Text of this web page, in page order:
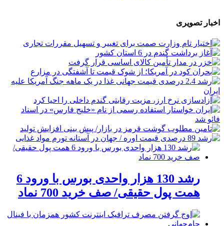
اخبار تصویری
رشد 130 هزار واحدی بورس با ورود 6
همت پول حقیقی/ صف خرید 700 نماد